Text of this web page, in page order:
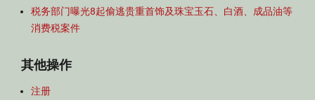
税务部门曝光8起偷逃贵重首饰及珠宝玉石、白酒、成品油等
消费税案件
其他操作
注册